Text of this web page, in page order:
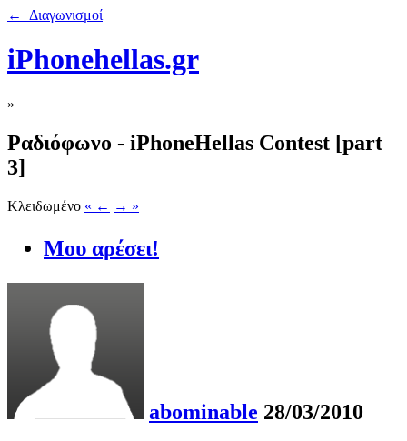
← Διαγωνισμοί
iPhonehellas.gr
»
Ραδιόφωνο - iPhoneHellas Contest [part
3]
Κλειδωμένο « ← → »
Μου αρέσει!
abominable 28/03/2010